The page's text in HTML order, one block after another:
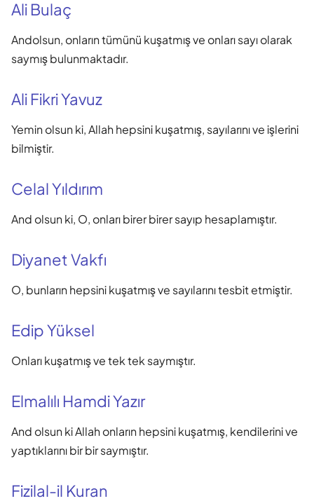
Ali Bulaç
Andolsun, onların tümünü kuşatmış ve onları sayı olarak
saymış bulunmaktadır.
Ali Fikri Yavuz
Yemin olsun ki, Allah hepsini kuşatmış, sayılarını ve işlerini
bilmiştir.
Celal Yıldırım
And olsun ki, O, onları birer birer sayıp hesaplamıştır.
Diyanet Vakfı
O, bunların hepsini kuşatmış ve sayılarını tesbit etmiştir.
Edip Yüksel
Onları kuşatmış ve tek tek saymıştır.
Elmalılı Hamdi Yazır
And olsun ki Allah onların hepsini kuşatmış, kendilerini ve
yaptıklarını bir bir saymıştır.
Fizilal-il Kuran